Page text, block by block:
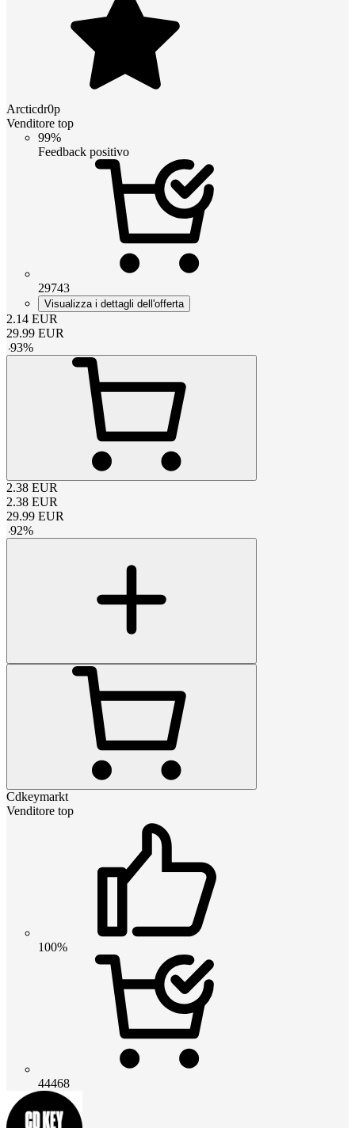
Arcticdr0p
Venditore top
99%
Feedback positivo
29743
Visualizza i dettagli dell'offerta
2.14 EUR
29.99 EUR
-93%
2.38 EUR
2.38 EUR
29.99 EUR
-92%
Cdkeymarkt
Venditore top
100%
44468